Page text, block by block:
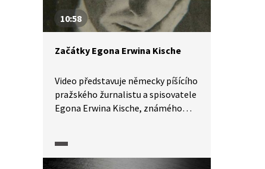
10:58
Začátky Egona Erwina Kische
Video představuje německy píšícího
pražského žurnalistu a spisovatele
Egona Erwina Kische, známého
život tohoto výjimečného
spisovatele, ale pozornost je